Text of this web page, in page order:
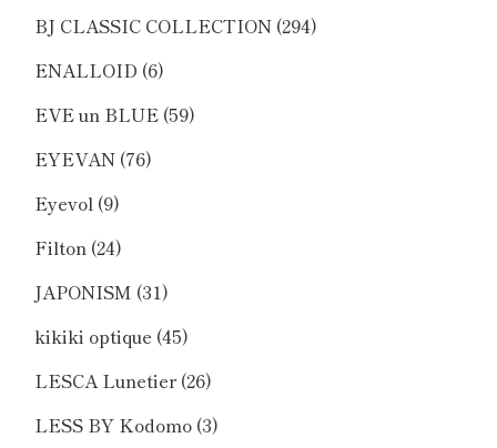
BJ CLASSIC COLLECTION (294)
ENALLOID (6)
EVE un BLUE (59)
EYEVAN (76)
Eyevol (9)
Filton (24)
JAPONISM (31)
kikiki optique (45)
LESCA Lunetier(26)
LESS BY Kodomo (3)